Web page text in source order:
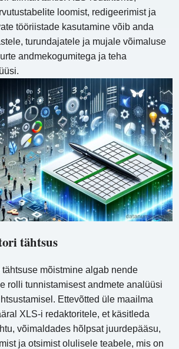
loomist, redigeerimist ja
tööriistade kasutamine võib anda
turundajatele ja mujale võimaluse
andmekogumitega ja teha
tähtsus
mõistmine algab nende
rolli tunnistamisest andmete analüüsi
Ettevõtted üle maailma
XLS-i redaktoritele, et käsitleda
võimaldades hõlpsat juurdepääsu,
ja otsimist olulisele teabele, mis on